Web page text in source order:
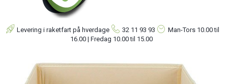
Levering i raketfart på hverdage 32 11 93 93 Man-Tors 10.00 til
16.00 | Fredag 10.00 til 15.00